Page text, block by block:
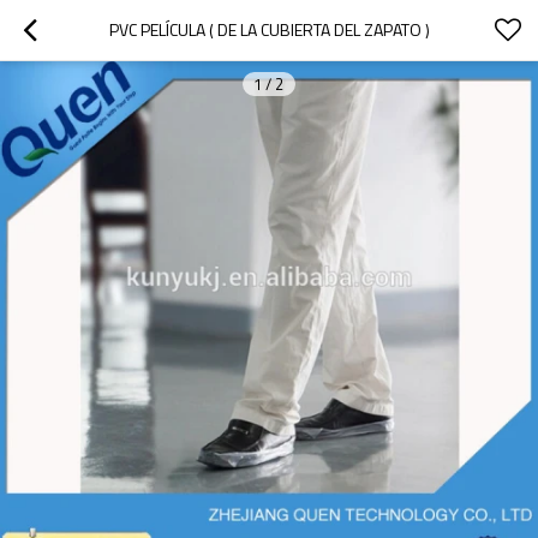
PVC PELÍCULA ( DE LA CUBIERTA DEL ZAPATO )
1/2